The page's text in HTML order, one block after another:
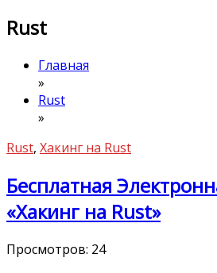
Rust
Главная
»
Rust
»
Rust, Хакинг на Rust
Бесплатная
«Хакинг на Rust»
Просмотров: 24